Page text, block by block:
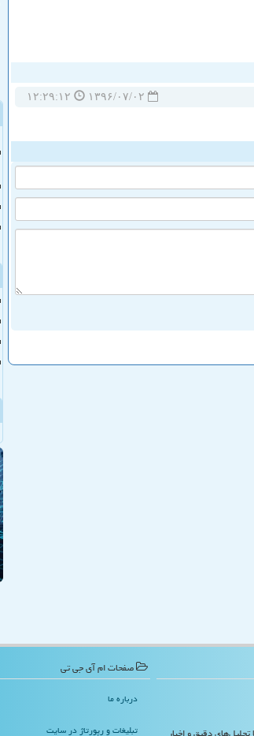
صفحات ام آی جی تی
درباره ما
تبلیغات و رپورتاژ در سایت